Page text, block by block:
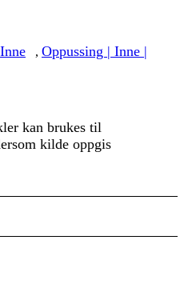
Inne , Oppussing | Inne |
kan brukes til
kilde oppgis